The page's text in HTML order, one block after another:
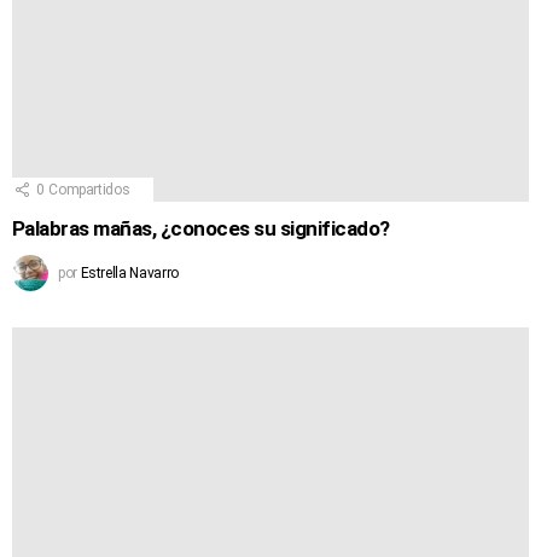
0 Compartidos
Palabras mañas, ¿conoces su significado?
por Estrella Navarro